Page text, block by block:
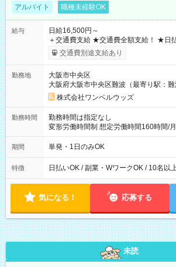
アルバイト 職種未経験OK
給与
日給16,500円～
＋交通費支給 ★交通費全額支給！ ★日払いOK！（規定あり） ┗
働いたその日に現金GET♪ お仕事後は
交通費別途支給あり
勤務地
大阪市中央区
大阪府大阪市中央区難波（最寄り駅：難
株式会社ワンベルウッズ
勤務時間
勤務時間は指定なし
変形労働時間制 想定労働時間160時間/月 【シフト例】 ・10：
00～20：00
期間 単発・1日のみOK
特徴 日払いOK / 副業・WワークOK / 10名以
気になる！ 応募する
未読